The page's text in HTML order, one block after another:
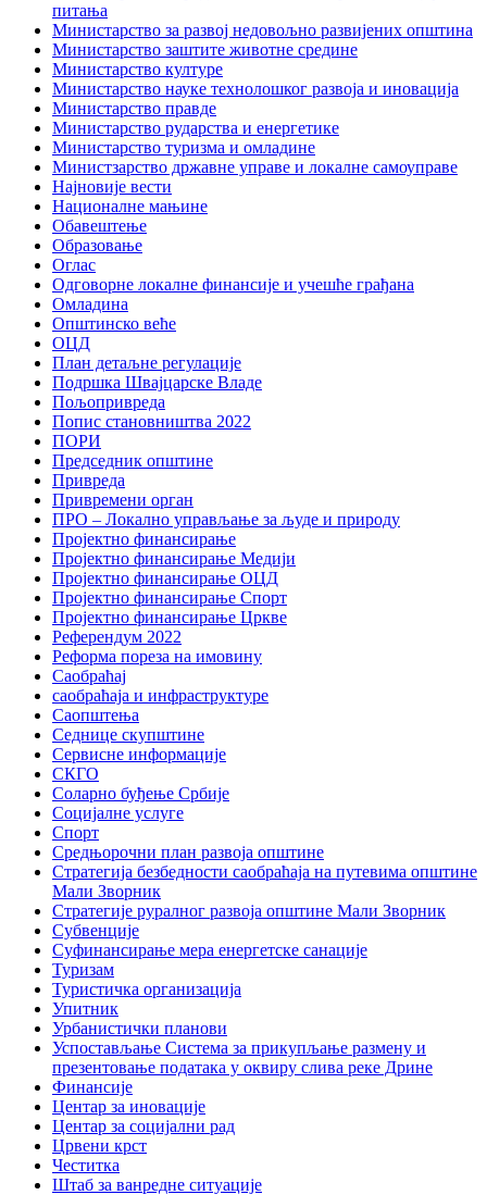
питања
Министарство за развој недовољно развијених општина
Министарство заштите животне средине
Министарство културе
Министарство науке технолошког развоја и иновација
Министарство правде
Министарство рударства и енергетике
Министарство туризма и омладине
Министзарство државне управе и локалне самоуправе
Најновије вести
Националне мањине
Обавештење
Образовање
Оглас
Одговорне локалне финансије и учешће грађана
Омладина
Општинско веће
ОЦД
План детаљне регулације
Подршка Швајцарске Владе
Пољопривреда
Попис становништва 2022
ПОРИ
Председник општине
Привреда
Привремени орган
ПРО – Локално управљање за људе и природу
Пројектно финансирање
Пројектно финансирање Медији
Пројектно финансирање ОЦД
Пројектно финансирање Спорт
Пројектно финансирање Цркве
Референдум 2022
Реформа пореза на имовину
Саобраћај
саобраћаја и инфраструктуре
Саопштења
Седнице скупштине
Сервисне информације
СКГО
Соларно буђење Србије
Социјалне услуге
Спорт
Средњорочни план развоја општине
Стратегија безбедности саобраћаја на путевима општине
Мали Зворник
Стратегије руралног развоја општине Мали Зворник
Субвенције
Суфинансирање мера енергетске санације
Туризам
Туристичка организација
Упитник
Урбанистички планови
Успостављање Система за прикупљање размену и
презентовање података у оквиру слива реке Дрине
Финансије
Центар за иновације
Центар за социјални рад
Црвени крст
Честитка
Штаб за ванредне ситуације